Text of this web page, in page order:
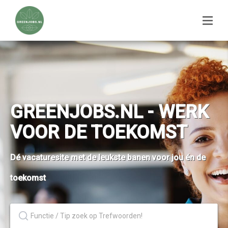
GREENJOBS.NL - WERK
VOOR DE TOEKOMST
Dé vacaturesite met de leukste banen voor jou én de
toekomst